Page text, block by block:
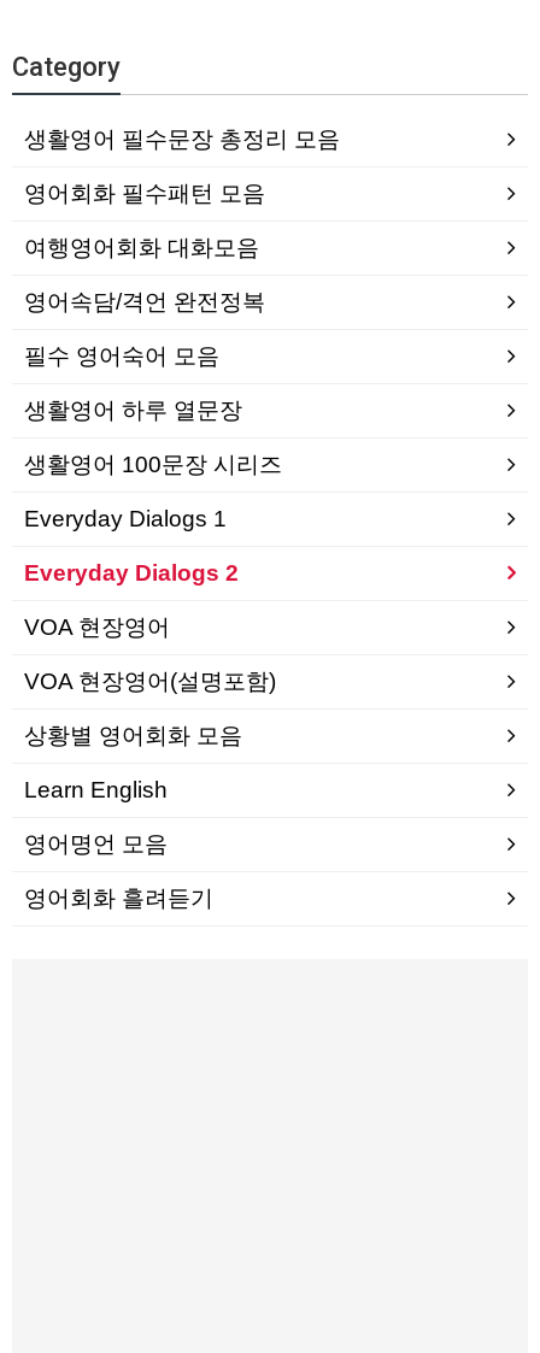
Category
생활영어 필수문장 총정리 모음
영어회화 필수패턴 모음
여행영어회화 대화모음
영어속담/격언 완전정복
필수 영어숙어 모음
생활영어 하루 열문장
생활영어 100문장 시리즈
Everyday Dialogs 1
Everyday Dialogs 2
VOA 현장영어
VOA 현장영어(설명포함)
상황별 영어회화 모음
Learn English
영어명언 모음
영어회화 흘려듣기